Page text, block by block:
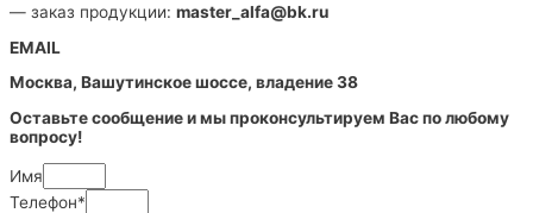
— заказ продукции: master_alfa@bk.ru
EMAIL
Москва, Вашутинское шоссе, владение 38
Оставьте сообщение и мы проконсультируем Вас по любому
вопросу!
Имя
Телефон*